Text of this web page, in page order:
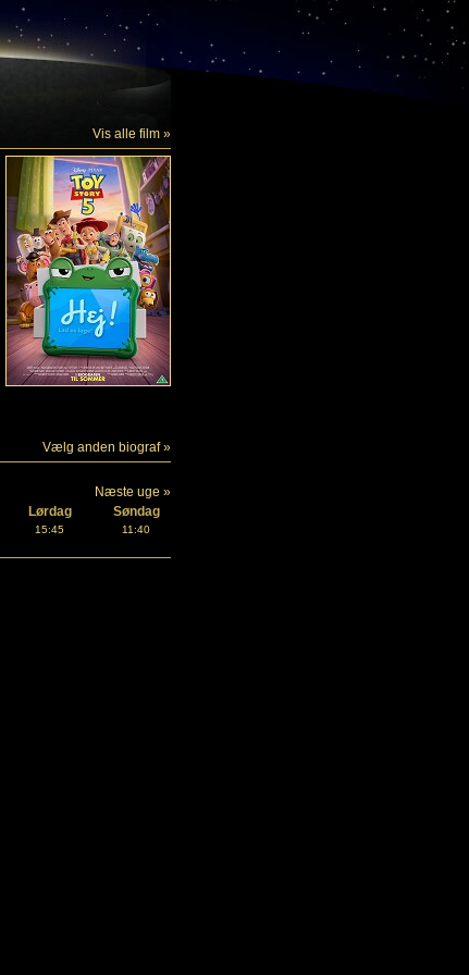
Vis alle film »
Vælg anden biograf »
Næste uge »
Lørdag Søndag
15:45 11:40